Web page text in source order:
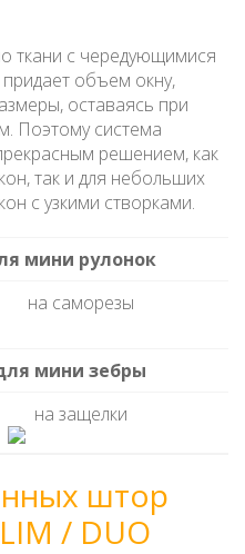
ткани с чередующимися
объем окну,
оставаясь при
Поэтому система
решением, как
так и для небольших
с узкими створками.
мини рулонок
на саморезы
мини зебры
на защелки
штор
/ DUO